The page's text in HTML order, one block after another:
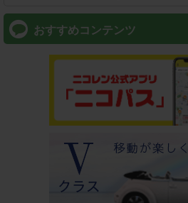
おすすめコンテンツ